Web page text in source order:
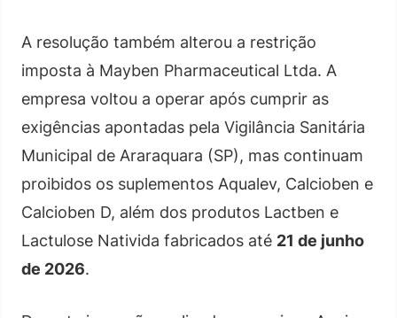
A resolução também alterou a restrição
imposta à Mayben Pharmaceutical Ltda. A
empresa voltou a operar após cumprir as
exigências apontadas pela Vigilância Sanitária
Municipal de Araraquara (SP), mas continuam
proibidos os suplementos Aqualev, Calcioben e
Calcioben D, além dos produtos Lactben e
Lactulose Nativida fabricados até 21 de junho
de 2026.